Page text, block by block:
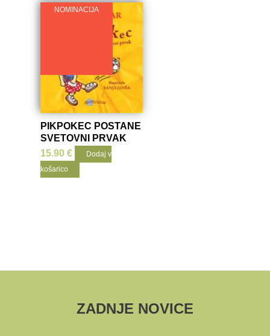
NOMINACIJA
PIKPOKEC POSTANE
SVETOVNI PRVAK
15.90€
Dodaj v
košarico
ZADNJE NOVICE